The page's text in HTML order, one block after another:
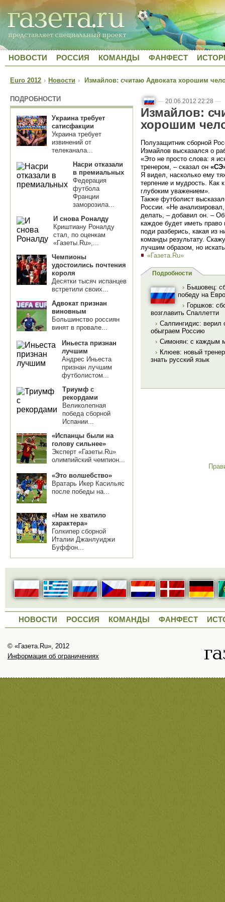
НОВОСТИ РОССИЯ КОМАНДЫ ФАНФЕСТ
Euro 2012 › Новости › Измайлов: считаю Адвоката хорошим
ПОДРОБНОСТИ
Украина требует
сатисфакции
Украина требует
извинений от
телеканала...
Насри отказали
в премиальных
Федерация
футбола
Франции
заморозила...
И снова Роналду
Криштиану Роналду
стал, по оценкам
«Газеты.Ru»,...
Чемпионы
удостоились почтения
короля
Десятки тысяч испанцев
встретили своих...
Адвокат признан
виновным
Большинство россиян
винят в провале...
Иньеста признан
лучшим
Андрес Иньеста
признан лучшим
футболистом...
Триумф с
рекордами
Великолепная
победа сборной
Испании...
«Испанцы были на
голову сильнее»
Эксперт «Газеты.Ru»
олимпийский чемпион...
«Это волшебство»
Вратарь Икер Касильяс
после победы на...
«Нам не хватило
характера»
Голкипер сборной
Италии Джанлуиджи
Буффон...
— 20.06.2012 22:28 —
Измайлов:
хорошим
Полузащитник сборной
Измайлов высказался о
«Это не просто слова: я
тренером, – сказал он
Я видел, насколько ему
терпение и мудрость. Как
глубоким уважением».
Также футболист
России. «Не
делать, – добавил он. –
каждое будет иметь
поди разберись, какая из
команды результату.
лучшим образом, но
«Газета.Ru»
Подробности
› Бышовец:
победу на
› Горшков:
возглавить Спаллетти
› Салпингидис: верил
обыграем Россию
› Симонян: с каждым
› Клюев: новый
знать русский язык
НОВОСТИ РОССИЯ КОМАНДЫ ФАНФЕСТ
© «Газета.Ru», 2012
Информация об ограничениях